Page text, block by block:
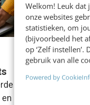
Welkom! Leuk dat
onze websites
statistieken, om
(bijvoorbeeld het
op ‘Zelf instellen’.
gebruik van alle
Powered by
er
in
MARKETING
Hoe
loep